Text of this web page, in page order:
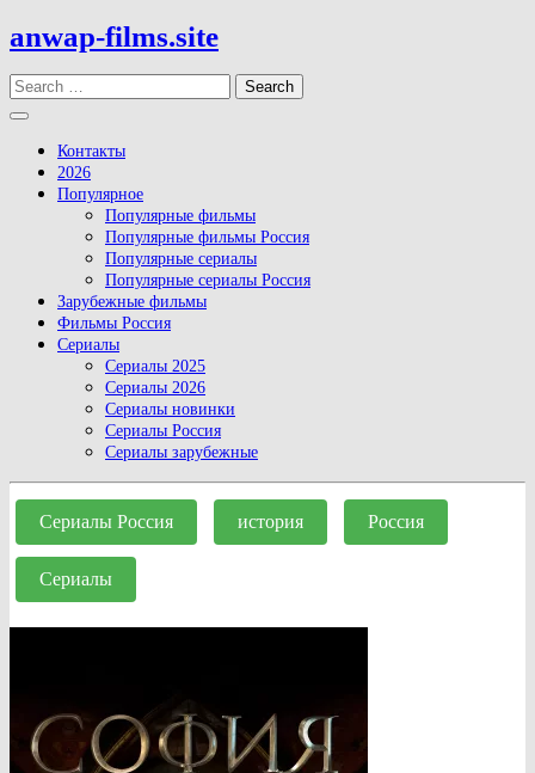
Skip
to
content
anwap-films.site
Search
Open
Button
Контакты
2026
Популярное
Популярные фильмы
Популярные фильмы Россия
Популярные сериалы
Популярные сериалы Россия
Зарубежные фильмы
Фильмы Россия
Сериалы
Сериалы 2025
Сериалы 2026
Сериалы новинки
Сериалы Россия
Сериалы зарубежные
Close
Button
Сериалы Россия история Россия
Сериалы